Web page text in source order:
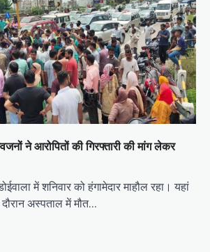
ने आरोपितों की गिरफ्तारी की मांग लेकर
में शनिवार को हंगामेदार माहौल रहा। यहां
अस्‍पताल में मौत…